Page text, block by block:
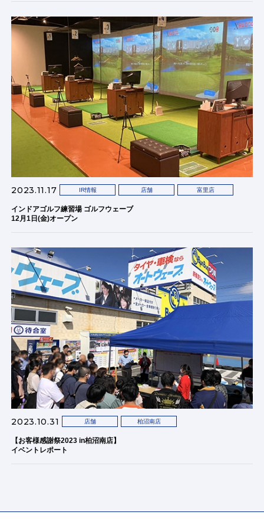
2023.11.17 IR情報 店舗 富里店
インドアゴルフ練習場 ゴルフウェーブ
12月1日(金)オープン
2023.10.31 店舗 柏沼南店
【お客様感謝祭2023 in柏沼南店】
イベントレポート